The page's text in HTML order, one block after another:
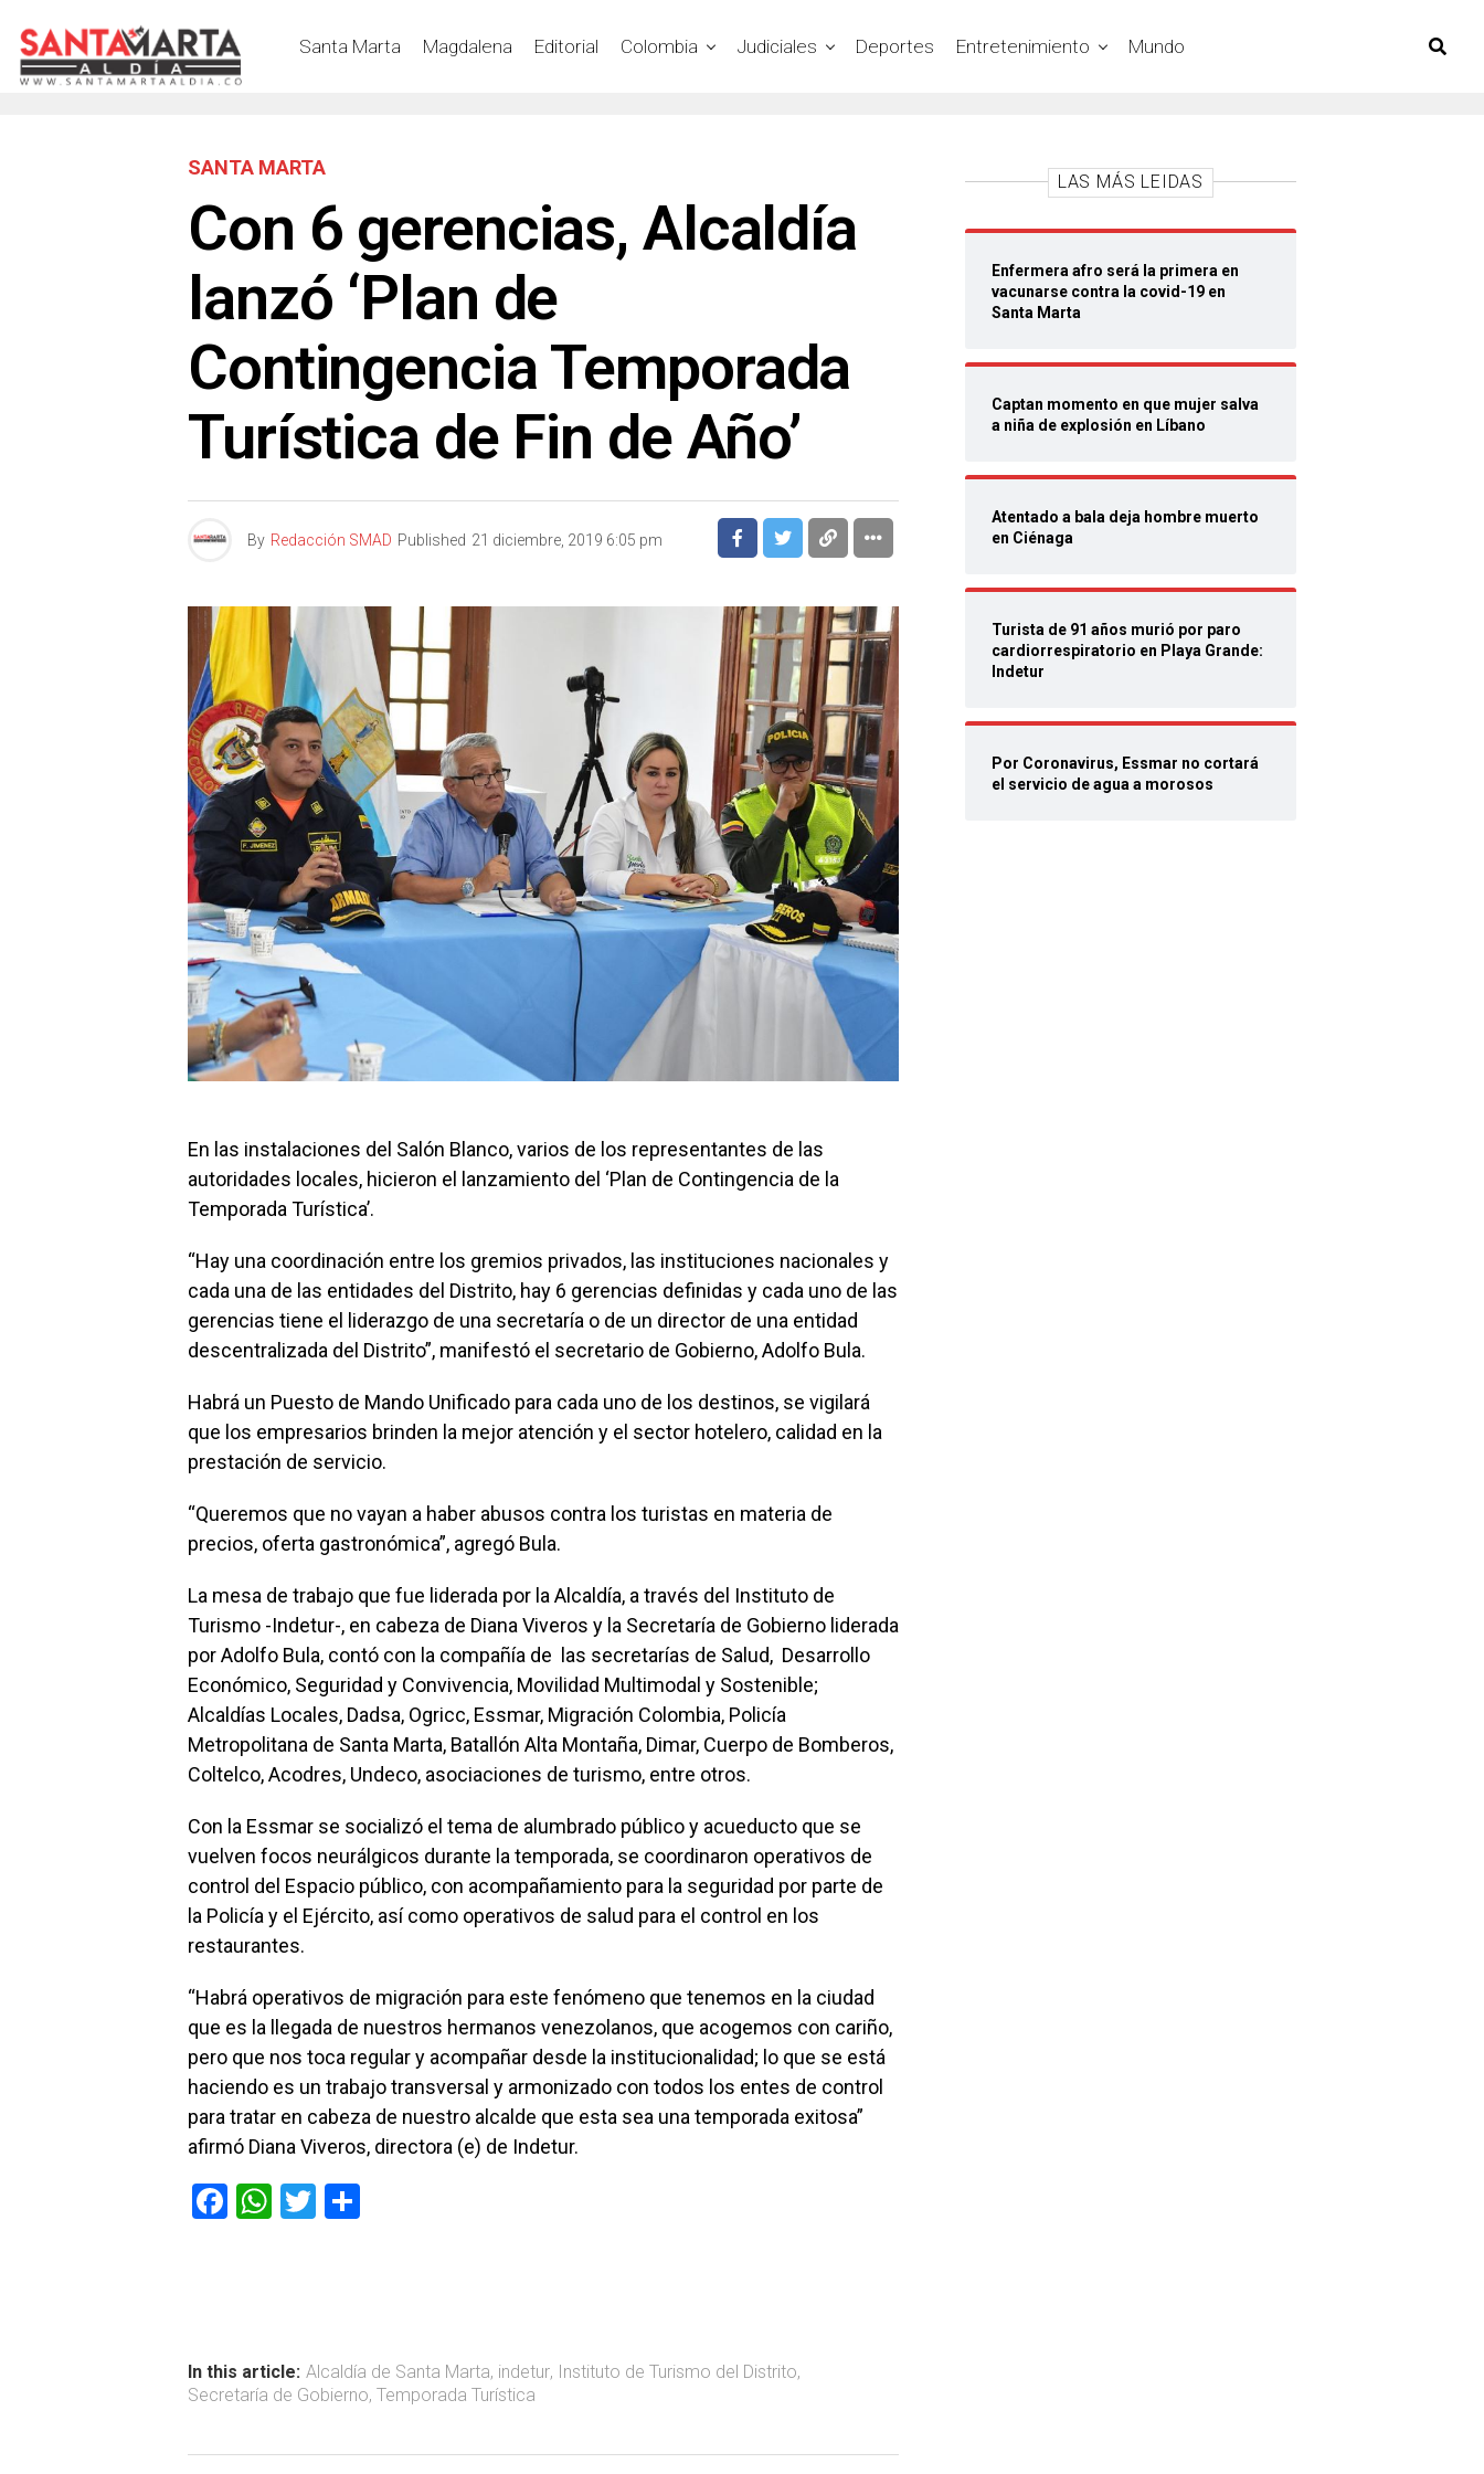
Santa Marta Magdalena Editorial Colombia Judiciales Deportes Entretenimiento Mundo
SANTA MARTA
Con 6 gerencias, Alcaldía
lanzó ‘Plan de
Contingencia Temporada
Turística de Fin de Año’
By Redacción SMAD Published 21 diciembre, 2019 6:05 pm
En las instalaciones del Salón Blanco, varios de los representantes de las
autoridades locales, hicieron el lanzamiento del ‘Plan de Contingencia de la
Temporada Turística’.
“Hay una coordinación entre los gremios privados, las instituciones nacionales y
cada una de las entidades del Distrito, hay 6 gerencias definidas y cada uno de las
gerencias tiene el liderazgo de una secretaría o de un director de una entidad
descentralizada del Distrito”, manifestó el secretario de Gobierno, Adolfo Bula.
Habrá un Puesto de Mando Unificado para cada uno de los destinos, se vigilará
que los empresarios brinden la mejor atención y el sector hotelero, calidad en la
prestación de servicio.
“Queremos que no vayan a haber abusos contra los turistas en materia de
precios, oferta gastronómica”, agregó Bula.
La mesa de trabajo que fue liderada por la Alcaldía, a través del Instituto de
Turismo -Indetur-, en cabeza de Diana Viveros y la Secretaría de Gobierno liderada
por Adolfo Bula, contó con la compañía de las secretarías de Salud, Desarrollo
Económico, Seguridad y Convivencia, Movilidad Multimodal y Sostenible;
Alcaldías Locales, Dadsa, Ogricc, Essmar, Migración Colombia, Policía
Metropolitana de Santa Marta, Batallón Alta Montaña, Dimar, Cuerpo de Bomberos,
Coltelco, Acodres, Undeco, asociaciones de turismo, entre otros.
Con la Essmar se socializó el tema de alumbrado público y acueducto que se
vuelven focos neurálgicos durante la temporada, se coordinaron operativos de
control del Espacio público, con acompañamiento para la seguridad por parte de
la Policía y el Ejército, así como operativos de salud para el control en los
restaurantes.
“Habrá operativos de migración para este fenómeno que tenemos en la ciudad
que es la llegada de nuestros hermanos venezolanos, que acogemos con cariño,
pero que nos toca regular y acompañar desde la institucionalidad; lo que se está
haciendo es un trabajo transversal y armonizado con todos los entes de control
para tratar en cabeza de nuestro alcalde que esta sea una temporada exitosa”
afirmó Diana Viveros, directora (e) de Indetur.
F
ok
W
p
p
T
tir
In this article: Alcaldía de Santa Marta, indetur, Instituto de Turismo del Distrito,
Secretaría de Gobierno, Temporada Turística
LAS MÁS LEIDAS
Enfermera afro será la primera en
vacunarse contra la covid-19 en
Santa Marta
Captan momento en que mujer salva
a niña de explosión en Líbano
Atentado a bala deja hombre muerto
en Ciénaga
Turista de 91 años murió por paro
cardiorrespiratorio en Playa Grande:
Indetur
Por Coronavirus, Essmar no cortará
el servicio de agua a morosos